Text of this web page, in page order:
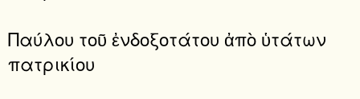
Παύλου τοῦ ἐνδοξοτάτου ἀπὸ ὑτάτων
πατρικίου